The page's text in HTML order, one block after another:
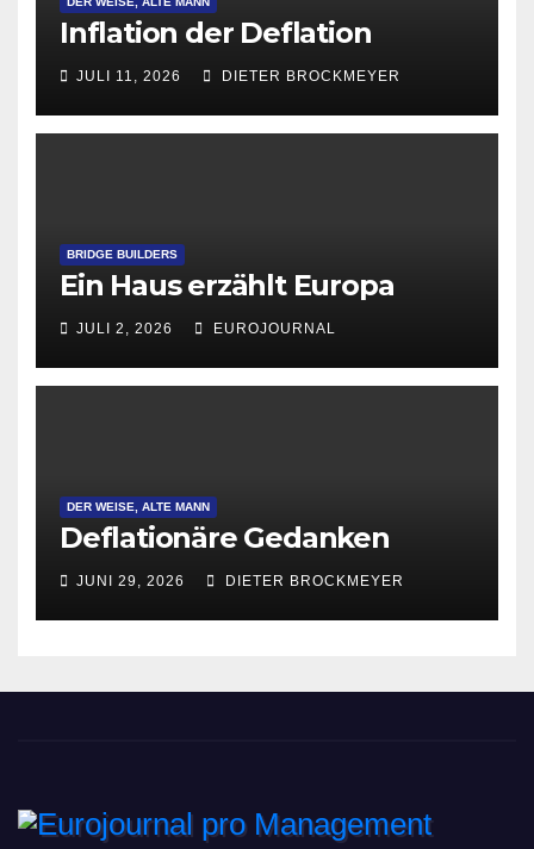
Inflation der Deflation
JULI 11, 2026 DIETER BROCKMEYER
BRIDGE BUILDERS
Ein Haus erzählt Europa
JULI 2, 2026 EUROJOURNAL
DER WEISE, ALTE MANN
Deflationäre Gedanken
JUNI 29, 2026 DIETER BROCKMEYER